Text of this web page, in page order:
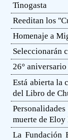
Tinogasta
Reeditan los
Homenaje a
Seleccionarán
26°
Está abierta la
del Libro de
muerte de
La Fundación